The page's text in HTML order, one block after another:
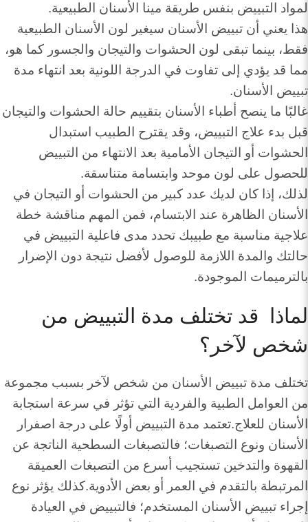
لمواد التبييض بنفس طريقة مينا الأسنان الطبيعية.
هذا يعني أن تبييض الأسنان سيغير لون الأسنان الطبيعية
فقط، بينما تبقى لون الحشوات والتيجان والجسور كما هو،
مما قد يؤدي إلى تفاوت في الدرجة اللونية بعد انتهاء مدة
تبييض الأسنان.
غالبًا ما ينصح أطباء الأسنان بتقييم حالة الحشوات والتيجان
قبل بدء علاج التبييض، وقد يقترح الطبيب استبدال
الحشوات أو التيجان الأمامية بعد الانتهاء من التبييض
للحصول على لون موحد وابتسامة متناسقة.
لذلك، إذا كان لديك عدد كبير من الحشوات أو التيجان في
الأسنان الظاهرة عند الابتسام، فمن المهم مناقشة خطة
علاجية مناسبة مع طبيبك تحدد مدى فاعلية التبييض في
حالتك والمدة اللازمة للوصول لأفضل نتيجة دون الإضرار
بالترميمات الموجودة.
لماذا قد تختلف مدة التبييض من
شخص لآخر؟
تختلف مدة تبييض الأسنان من شخص لآخر بسبب مجموعة
من العوامل الطبية والفردية التي تؤثر في سرعة استجابة
الأسنان للعلاج.تعتمد مدة التبييض أولًا على درجة اصفرار
الأسنان ونوع التصبغات؛ فالتصبغات السطحية الناتجة عن
القهوة والتدخين تستجيب أسرع من التصبغات العميقة
المرتبطة بالتقدم في العمر أو بعض الأدوية.كذلك يؤثر نوع
إجراء تبييض الأسنان المستخدم؛ فالتبييض في العيادة